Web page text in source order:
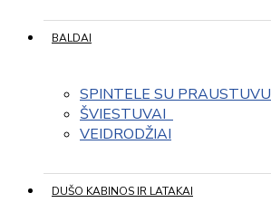
BALDAI
SPINTELE SU PRAUSTUVU
ŠVIESTUVAI
VEIDRODŽIAI
DUŠO KABINOS IR LATAKAI